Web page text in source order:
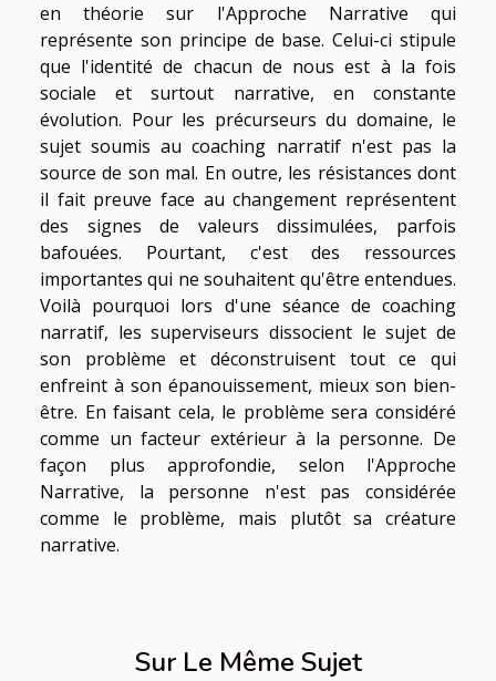
en théorie sur l'Approche Narrative qui
représente son principe de base. Celui-ci stipule
que l'identité de chacun de nous est à la fois
sociale et surtout narrative, en constante
évolution. Pour les précurseurs du domaine, le
sujet soumis au coaching narratif n'est pas la
source de son mal. En outre, les résistances dont
il fait preuve face au changement représentent
des signes de valeurs dissimulées, parfois
bafouées. Pourtant, c'est des ressources
importantes qui ne souhaitent qu'être entendues.
Voilà pourquoi lors d'une séance de coaching
narratif, les superviseurs dissocient le sujet de
son problème et déconstruisent tout ce qui
enfreint à son épanouissement, mieux son bien-
être. En faisant cela, le problème sera considéré
comme un facteur extérieur à la personne. De
façon plus approfondie, selon l'Approche
Narrative, la personne n'est pas considérée
comme le problème, mais plutôt sa créature
narrative.
Sur Le Même Sujet